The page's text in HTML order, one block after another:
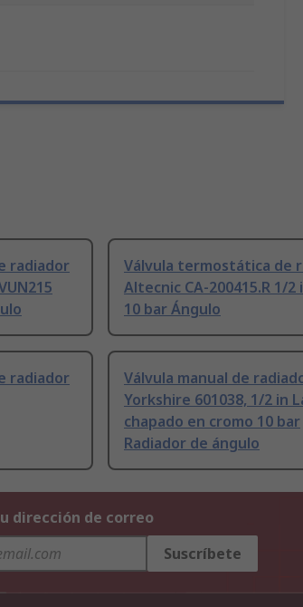
radiador
Válvula termostática de
Altecnic CA-200415.R 1/2
10 bar Ángulo
radiador
Válvula manual de
Yorkshire 601038, 1/2 in
chapado en cromo 10 bar
Radiador de ángulo
dirección de correo
Suscríbete